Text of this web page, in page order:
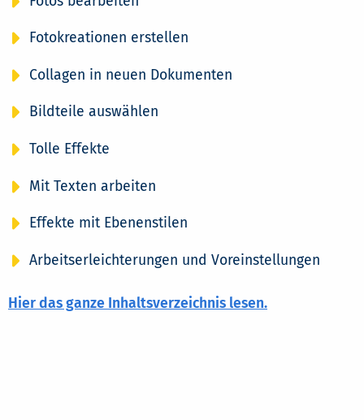
Fotokreationen erstellen
Collagen in neuen Dokumenten
Bildteile auswählen
Tolle Effekte
Mit Texten arbeiten
Effekte mit Ebenenstilen
Arbeitserleichterungen und Voreinstellungen
Hier das ganze Inhaltsverzeichnis lesen.